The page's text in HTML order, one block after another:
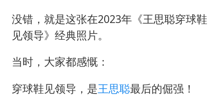
没错，就是这张在2023年《王思聪穿球鞋
见领导》经典照片。
当时，大家都感慨：
穿球鞋见领导，是王思聪最后的倔强！